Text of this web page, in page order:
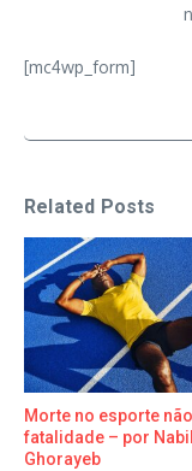
[mc4wp_form]
Related Posts
Morte no esporte
fatalidade – por Nabil
Ghorayeb